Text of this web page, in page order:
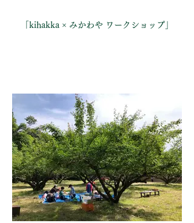
「kihakka × みかわや ワークショップ」